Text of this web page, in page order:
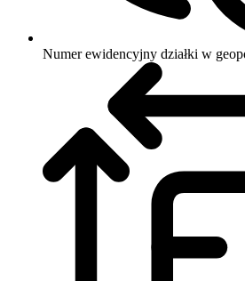
Numer ewidencyjny działki w